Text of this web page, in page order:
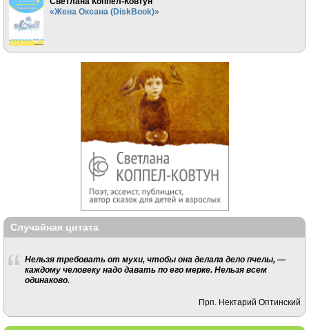
«Жена Океана (DiskBook)»
Случайная цитата
Нельзя требовать от мухи, чтобы она делала дело пчелы, —
каждому человеку надо давать по его мерке. Нельзя всем
одинаково.
Прп. Нектарий Оптинский